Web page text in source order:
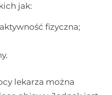
jak:
fizyczna;
lekarza można